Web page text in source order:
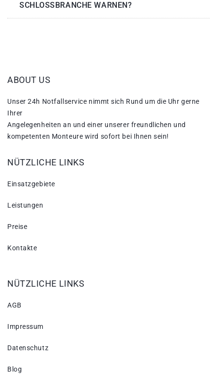
SCHLOSSBRANCHE WARNEN?
ABOUT US
Unser 24h Notfallservice nimmt sich Rund um die Uhr gerne
Ihrer
Angelegenheiten an und einer unserer freundlichen und
kompetenten Monteure wird sofort bei Ihnen sein!
NÜTZLICHE LINKS
Einsatzgebiete
Leistungen
Preise
Kontakte
NÜTZLICHE LINKS
AGB
Impressum
Datenschutz
Blog